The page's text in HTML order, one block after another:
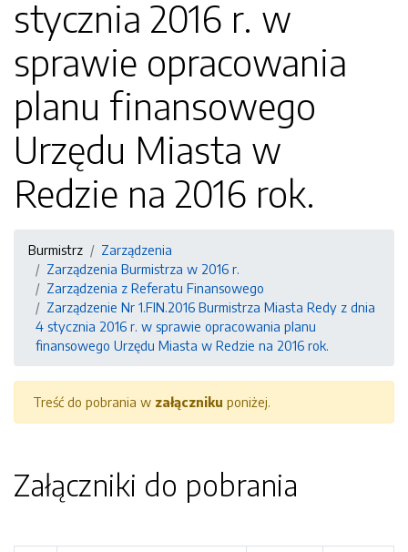
stycznia 2016 r. w
sprawie opracowania
planu finansowego
Urzędu Miasta w
Redzie na 2016 rok.
Burmistrz
Zarządzenia
Zarządzenia Burmistrza w 2016 r.
Zarządzenia z Referatu Finansowego
Zarządzenie Nr 1.FIN.2016 Burmistrza Miasta Redy z dnia
4 stycznia 2016 r. w sprawie opracowania planu
finansowego Urzędu Miasta w Redzie na 2016 rok.
Treść do pobrania w załączniku poniżej.
Załączniki do pobrania